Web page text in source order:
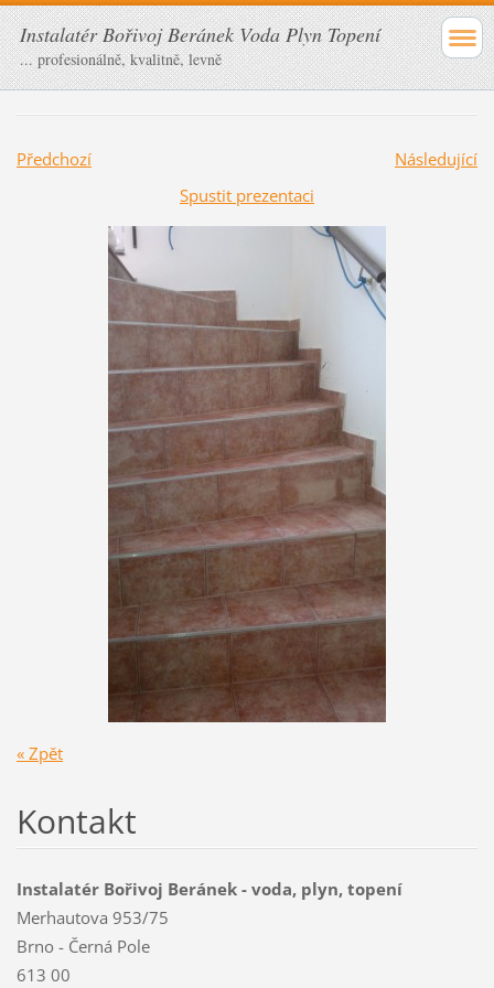
Instalatér Bořivoj Beránek Voda Plyn Topení
... profesionálně, kvalitně, levně
Předchozí
Následující
Spustit prezentaci
« Zpět
Kontakt
Instalatér Bořivoj Beránek - voda, plyn, topení
Merhautova 953/75
Brno - Černá Pole
613 00